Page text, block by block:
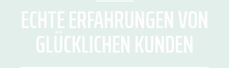
ECHTE ERFAHRUNGEN VON
GLÜCKLICHEN KUNDEN